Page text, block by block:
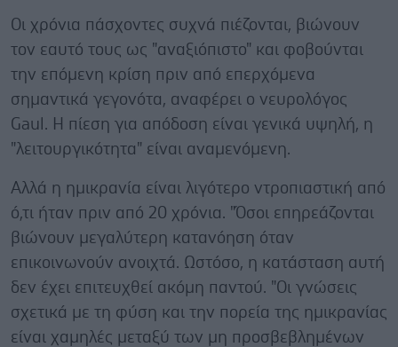
Οι χρόνια πάσχοντες συχνά πιέζονται, βιώνουν
τον εαυτό τους ως "αναξιόπιστο" και φοβούνται
την επόμενη κρίση πριν από επερχόμενα
σημαντικά γεγονότα, αναφέρει ο νευρολόγος
Gaul. Η πίεση για απόδοση είναι γενικά υψηλή, η
"λειτουργικότητα" είναι αναμενόμενη.
Αλλά η ημικρανία είναι λιγότερο ντροπιαστική από
ό,τι ήταν πριν από 20 χρόνια. "Όσοι επηρεάζονται
βιώνουν μεγαλύτερη κατανόηση όταν
επικοινωνούν ανοιχτά. Ωστόσο, η κατάσταση αυτή
δεν έχει επιτευχθεί ακόμη παντού. "Οι γνώσεις
σχετικά με τη φύση και την πορεία της ημικρανίας
είναι χαμηλές μεταξύ των μη προσβεβλημένων